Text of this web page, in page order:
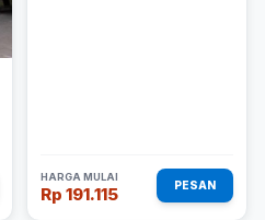
HARGA MULAI
Rp 191.115 PESAN